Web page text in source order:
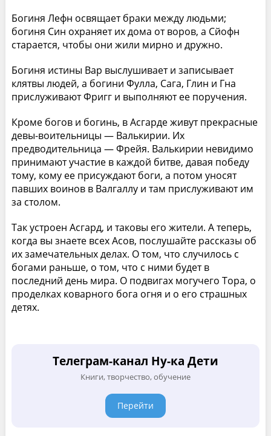
Богиня Лефн освящает браки между людьми;
богиня Син охраняет их дома от воров, а Сйофн
старается, чтобы они жили мирно и дружно.
Богиня истины Вар выслушивает и записывает
клятвы людей, а богини Фулла, Сага, Глин и Гна
прислуживают Фригг и выполняют ее поручения.
Кроме богов и богинь, в Асгарде живут прекрасные
девы-воительницы — Валькирии. Их
предводительница — Фрейя. Валькирии невидимо
принимают участие в каждой битве, давая победу
тому, кому ее присуждают боги, а потом уносят
павших воинов в Валгаллу и там прислуживают им
за столом.
Так устроен Асгард, и таковы его жители. А теперь,
когда вы знаете всех Асов, послушайте рассказы об
их замечательных делах. О том, что случилось с
богами раньше, о том, что с ними будет в
последний день мира. О подвигах могучего Тора, о
проделках коварного бога огня и о его страшных
детях.
Телеграм-канал Ну-ка Дети
Книги, творчество, обучение
Перейти